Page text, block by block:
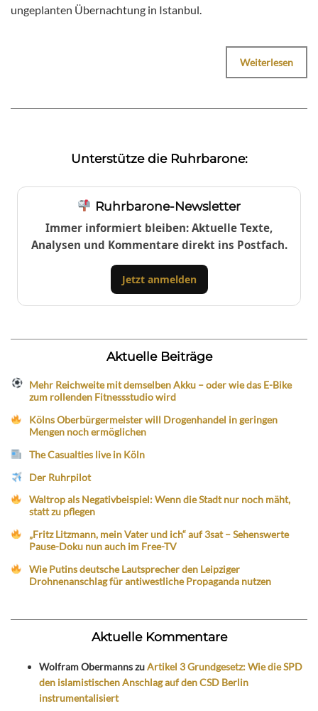
ungeplanten Übernachtung in Istanbul.
Weiterlesen
Unterstütze die Ruhrbarone:
Ruhrbarone-Newsletter
Immer informiert bleiben: Aktuelle Texte,
Analysen und Kommentare direkt ins Postfach.
Jetzt anmelden
Aktuelle Beiträge
Mehr Reichweite mit demselben Akku – oder wie das E-Bike
zum rollenden Fitnessstudio wird
Kölns Oberbürgermeister will Drogenhandel in geringen
Mengen noch ermöglichen
The Casualties live in Köln
Der Ruhrpilot
Waltrop als Negativbeispiel: Wenn die Stadt nur noch mäht,
statt zu pflegen
„Fritz Litzmann, mein Vater und ich“ auf 3sat – Sehenswerte
Pause-Doku nun auch im Free-TV
Wie Putins deutsche Lautsprecher den Leipziger
Drohnenanschlag für antiwestliche Propaganda nutzen
Aktuelle Kommentare
Wolfram ObermannszuArtikel 3 Grundgesetz: Wie die SPD
den islamistischen Anschlag auf den CSD Berlin
instrumentalisiert